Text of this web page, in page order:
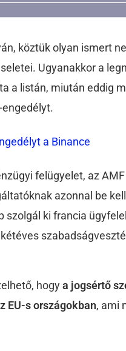
köztük olyan ismert
Ugyanakkor a
a listán, miután eddig
engedélyt.
a Binance
felügyelet, az
azonnal be
szolgál ki francia
hogya jogsértő
EU-s országokban, ami